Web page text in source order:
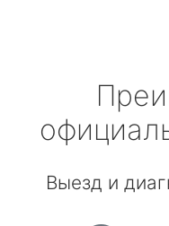
Выезд и